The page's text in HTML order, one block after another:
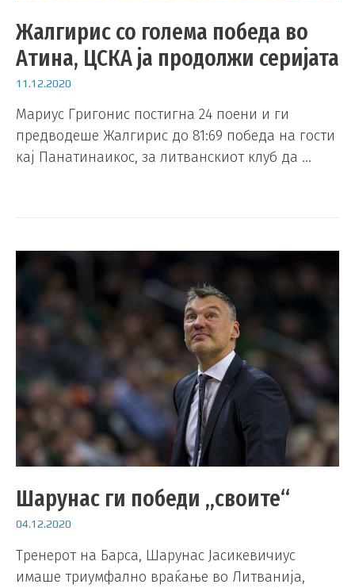
Жалгирис со голема победа во
Атина, ЦСКА ја продолжи серијата
11.12.2020
Мариус Григонис постигна 24 поени и ги
предводеше Жалгирис до 81:69 победа на гости
кај Панатинаикос, за литванскиот клуб да …
Шарунас ги победи „своите“
04.12.2020
Тренерот на Барса, Шарунас Јасикевичиус
имаше триумфално враќање во Литванија,